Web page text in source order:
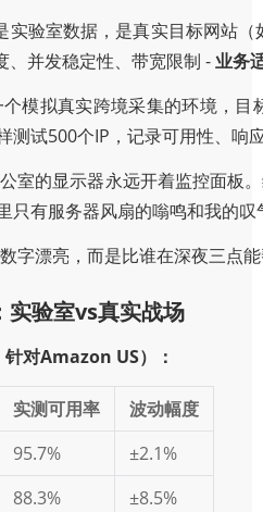
实验室数据，是真实目标网站
、并发稳定性、带宽限制 -业务
模拟真实跨境采集的环境，
测试500个IP，记录可用性、
室的显示器永远开着监控面板
只有服务器风扇的嗡鸣和我的叹
字漂亮，而是比谁在深夜三点
实验室vs真实战场
对Amazon US）：
实测可用率
波动幅度
95.7%
±2.1%
88.3%
±8.5%